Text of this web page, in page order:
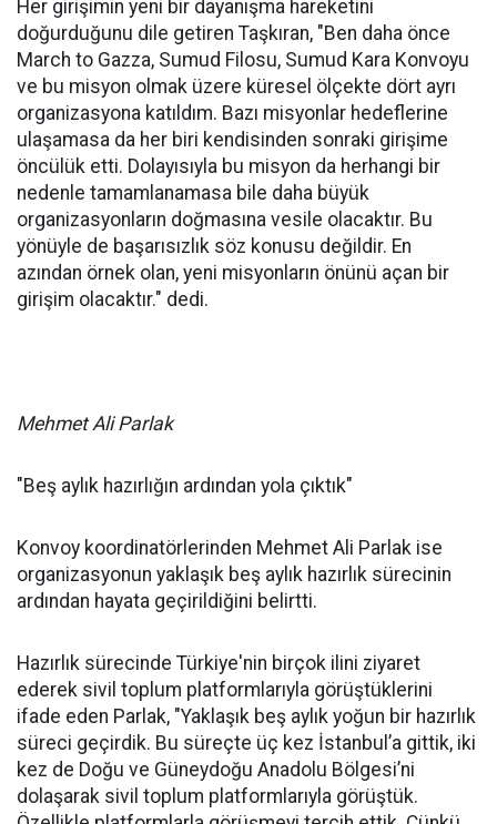
"450 aktivist yolculuğumuz sürüyor"
Sınır geçişleri ve vize işlemleri nedeniyle katılımcı
sayısında değişiklikler yaşanabileceğini ifade eden
Taşkıran, "Şu anda Avrupa’dan 20 farklı ülkeden 90
katılımcımız bulunuyor. Konvoyun genelinde ise
organizasyonumuz bünyesinde yaklaşık 450 aktivist
son derece doğal bir süreçtir." şeklinde konuştu.
"Başarısızlık olsa bile yeni misyonlara öncülük
Her girişimin yeni bir dayanışma hareketini
doğurduğunu dile getiren Taşkıran, "Ben daha önce
ve bu misyon olmak üzere küresel ölçekte dört ayrı
organizasyona katıldım. Bazı misyonlar hedeflerine
ulaşamasa da her biri kendisinden sonraki girişime
öncülük etti. Dolayısıyla bu misyon da herhangi bir
nedenle tamamlanamasa bile daha büyük
organizasyonların doğmasına vesile olacaktır. Bu
yönüyle de başarısızlık söz konusu değildir. En